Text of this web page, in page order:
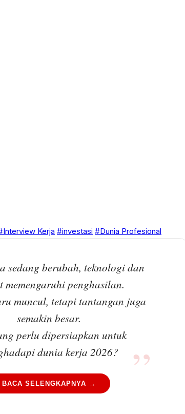
Kerja #investasi #Dunia Profesional
sedang berubah, teknologi dan
memengaruhi penghasilan.
muncul, tetapi tantangan juga
semakin besar.
perlu dipersiapkan untuk
dunia kerja 2026?
BACA SELENGKAPNYA →